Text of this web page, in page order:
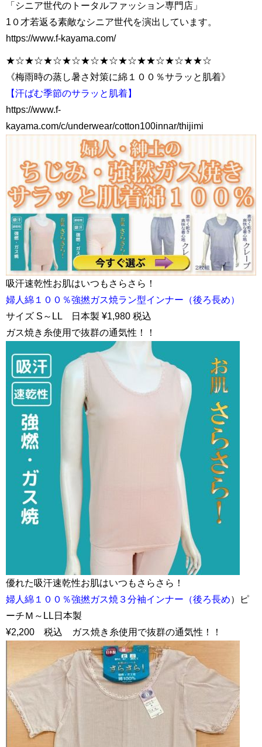
「シニア世代のトータルファッション専門店」
1０才若返る素敵なシニア世代を演出しています。
https://www.f-kayama.com/
★☆★☆★☆★☆★☆★☆★☆★★☆★☆★★☆
《梅雨時の蒸し暑さ対策に綿１００％サラッと肌着》
【汗ばむ季節のサラッと肌着】
https://www.f-
kayama.com/c/underwear/cotton100innar/thijimi
吸汗速乾性お肌はいつもさらさら！
婦人綿１００％強撚ガス焼ラン型インナー（後ろ長め）
サイズ S～LL 日本製 ¥1,980 税込
ガス焼き糸使用で抜群の通気性！！
優れた吸汗速乾性お肌はいつもさらさら！
婦人綿１００％強撚ガス焼３分袖インナー（後ろ長め）ピ
ーチＭ～LL日本製
¥2,200 税込 ガス焼き糸使用で抜群の通気性！！